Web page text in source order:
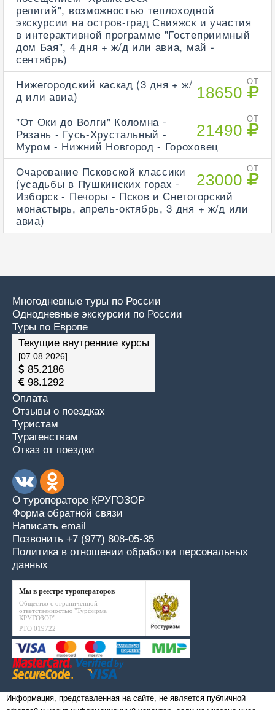
религий", возможностью теплоходной
экскурсии на остров-град Свияжск и участия
в интерактивной программе "Гостеприимный
дом Бая", 4 дня + ж/д или авиа, май -
сентябрь)
ОТ
18650
Нижегородский каскад (3 дня + ж/
д или авиа)
ОТ
21490
"От Оки до Волги" Коломна -
Рязань - Гусь-Хрустальный -
Муром - Нижний Новгород - Гороховец
ОТ
23000
Очарование Псковской классики
(усадьбы в Пушкинских горах -
Изборск - Печоры - Псков и Снетогорский
монастырь, апрель-октябрь, 3 дня + ж/д или
авиа)
Многодневные туры по России
Однодневные экскурсии по России
Туры по Европе
Текущие внутренние курсы
[07.08.2026]
85.2186
98.1292
Оплата
Отзывы о поездках
Туристам
Турагенствам
Отказ от поездки
О туроператоре КРУГОЗОР
Форма обратной связи
Написать email
Позвонить +7 (977) 808-05-35
Политика в отношении обработки персональных
данных
Мы в реестре туроператоров
Общество с ограниченной
ответственностью "Турфирма
КРУГОЗОР"
РТО 019722
Информация, представленная на сайте, не является публичной